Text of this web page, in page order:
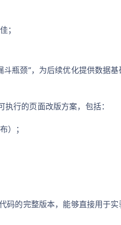
；
瓶颈”，为后续优化提供数据基
行的页面改版方案，包括：
）；
码的完整版本，能够直接用于